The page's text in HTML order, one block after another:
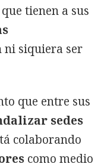
tienen a sus
ni siquiera ser
que entre sus
sedes
colaborando
como medio